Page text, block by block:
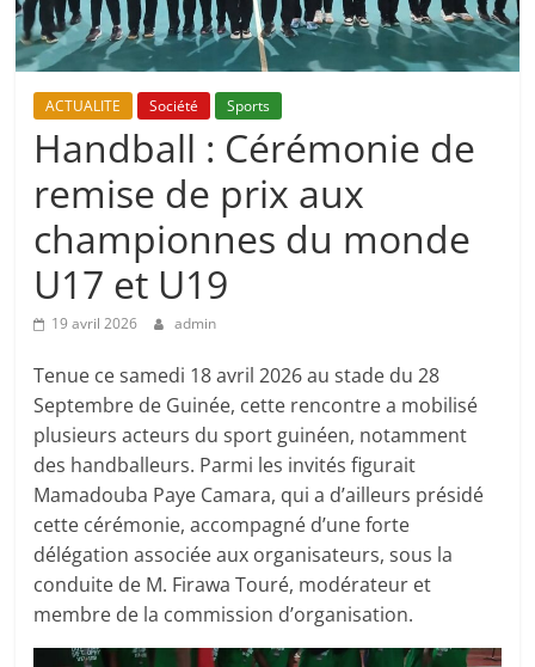
ACTUALITE Société Sports
Handball : Cérémonie de
remise de prix aux
championnes du monde
U17 et U19
19 avril 2026 admin
Tenue ce samedi 18 avril 2026 au stade du 28
Septembre de Guinée, cette rencontre a mobilisé
plusieurs acteurs du sport guinéen, notamment
des handballeurs. Parmi les invités figurait
Mamadouba Paye Camara, qui a d’ailleurs présidé
cette cérémonie, accompagné d’une forte
délégation associée aux organisateurs, sous la
conduite de M. Firawa Touré, modérateur et
membre de la commission d’organisation.